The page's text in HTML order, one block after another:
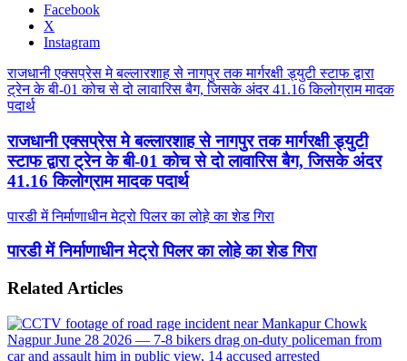
Facebook
X
Instagram
राजधानी एक्सप्रेस मे बल्लारशाह से नागपुर तक मार्गरक्षी ड्युटी स्टाफ द्वारा
ट्रेन के बी-01 कोच से दो लावारिस बैग, जिसके अंदर 41.16 किलोग्राम मादक
पदार्थ
राजधानी एक्सप्रेस मे बल्लारशाह से नागपुर तक मार्गरक्षी ड्युटी
स्टाफ द्वारा ट्रेन के बी-01 कोच से दो लावारिस बैग, जिसके अंदर
41.16 किलोग्राम मादक पदार्थ
पारडी में निर्माणाधीन मेट्रो पिलर का लोहे का शेड गिरा
पारडी में निर्माणाधीन मेट्रो पिलर का लोहे का शेड गिरा
Related Articles